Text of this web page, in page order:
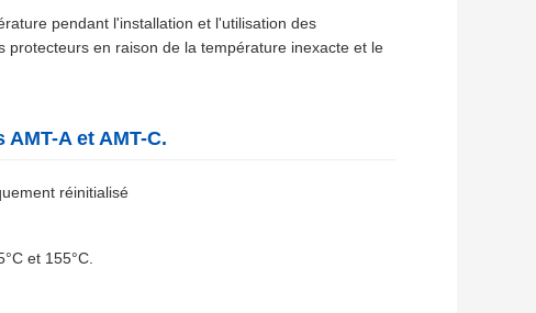
pendant l'installation et l'utilisation des
en raison de la température inexacte et le
A et AMT-C.
réinitialisé
et 155°C.